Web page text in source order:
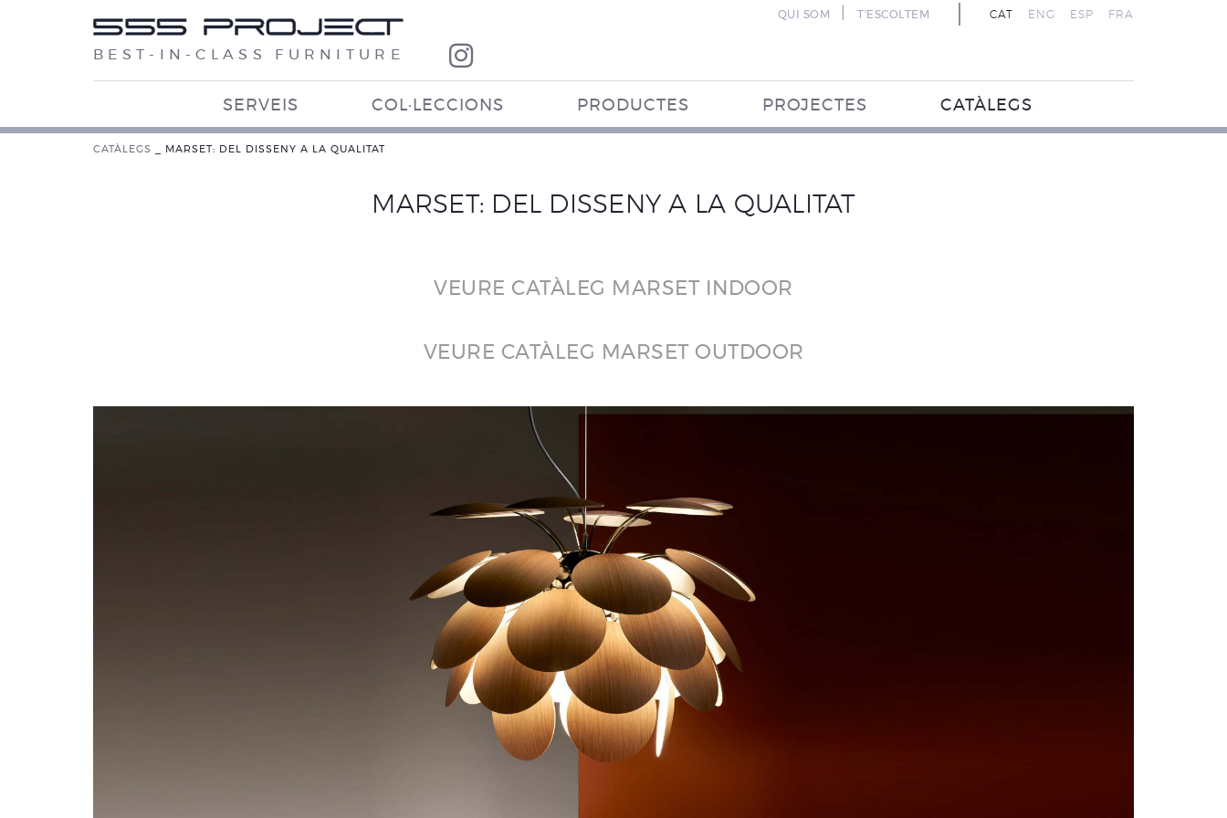
BEST-IN-CLASS FURNITURE
CAT ENG ESP FRA
QUI SOM T'ESCOLTEM
SERVEIS COL·LECCIONS PRODUCTES PROJECTES CATÀLEGS
CATÀLEGS MARSET: DEL DISSENY A LA QUALITAT
MARSET: DEL DISSENY A LA QUALITAT
VEURE CATÀLEG MARSET INDOOR
VEURE CATÀLEG MARSET OUTDOOR